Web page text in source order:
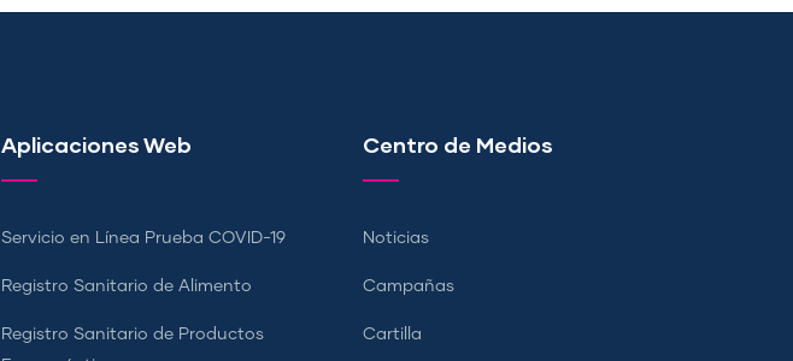
Aplicaciones Web
Servicio en Línea Prueba COVID-19
Registro Sanitario de Alimento
Registro Sanitario de Productos
Centro de Medios
Noticias
Campañas
Cartilla